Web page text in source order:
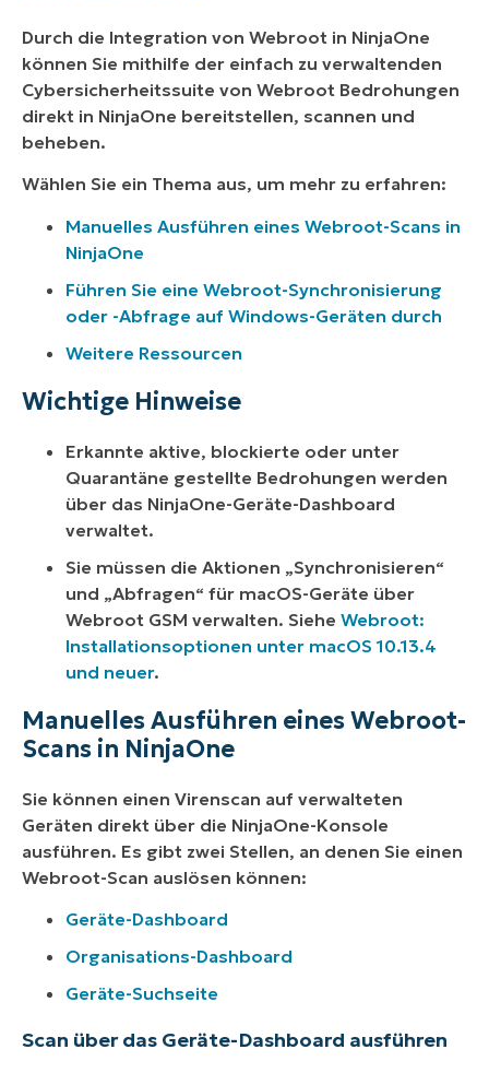
Durch die Integration von Webroot in NinjaOne
können Sie mithilfe der einfach zu verwaltenden
Cybersicherheitssuite von Webroot Bedrohungen
direkt in NinjaOne bereitstellen, scannen und
beheben.
Wählen Sie ein Thema aus, um mehr zu erfahren:
Manuelles Ausführen eines Webroot-Scans in
NinjaOne
Führen Sie eine Webroot-Synchronisierung
oder -Abfrage auf Windows-Geräten durch
Weitere Ressourcen
Wichtige Hinweise
Erkannte aktive, blockierte oder unter
Quarantäne gestellte Bedrohungen werden
über das NinjaOne-Geräte-Dashboard
verwaltet.
Sie müssen die Aktionen „Synchronisieren“
und „Abfragen“ für macOS-Geräte über
Webroot GSM verwalten. Siehe Webroot:
Installationsoptionen unter macOS 10.13.4
und neuer.
Manuelles Ausführen eines Webroot-
Scans in NinjaOne
Sie können einen Virenscan auf verwalteten
Geräten direkt über die NinjaOne-Konsole
ausführen. Es gibt zwei Stellen, an denen Sie einen
Webroot-Scan auslösen können:
Geräte-Dashboard
Organisations-Dashboard
Geräte-Suchseite
Scan über das Geräte-Dashboard ausführen